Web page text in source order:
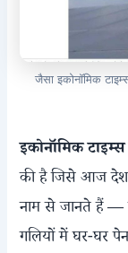
जैसा इकोनॉमिक
इकोनॉमिक टाइम्स
की है जिसे आज
नाम से जानते हैं —
गलियों में घर-घर